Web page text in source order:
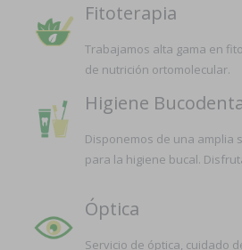
Fitoterapia
Trabajamos alta gama en
de nutrición ortomolecular.
Higiene
Disponemos de una amplia
para la higiene bucal.
Óptica
Servicio de óptica, cuidado